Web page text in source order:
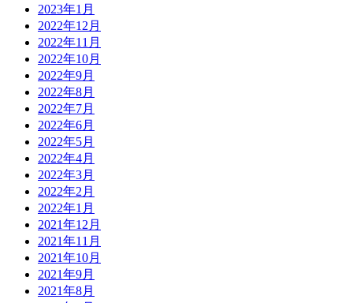
2023年1月
2022年12月
2022年11月
2022年10月
2022年9月
2022年8月
2022年7月
2022年6月
2022年5月
2022年4月
2022年3月
2022年2月
2022年1月
2021年12月
2021年11月
2021年10月
2021年9月
2021年8月